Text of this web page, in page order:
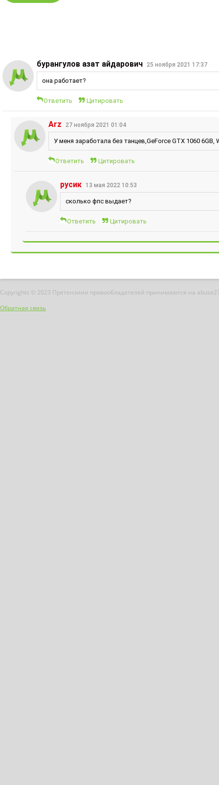
бурангулов азат айдарович 25 ноября 2021 17:37
она работает?
Ответить Цитировать
Arz 27 ноября 2021 01:04
У меня заработала без танцев,GeForce GTX 1060 6GB,
Ответить Цитировать
русик 13 мая 2022 10:53
сколько фпс выдает?
Ответить Цитировать
Copyrights © 2023 Претензиии правообладателей принимаются на
Обратная связь